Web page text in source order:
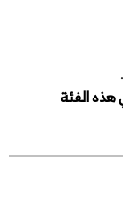
.
الفئة